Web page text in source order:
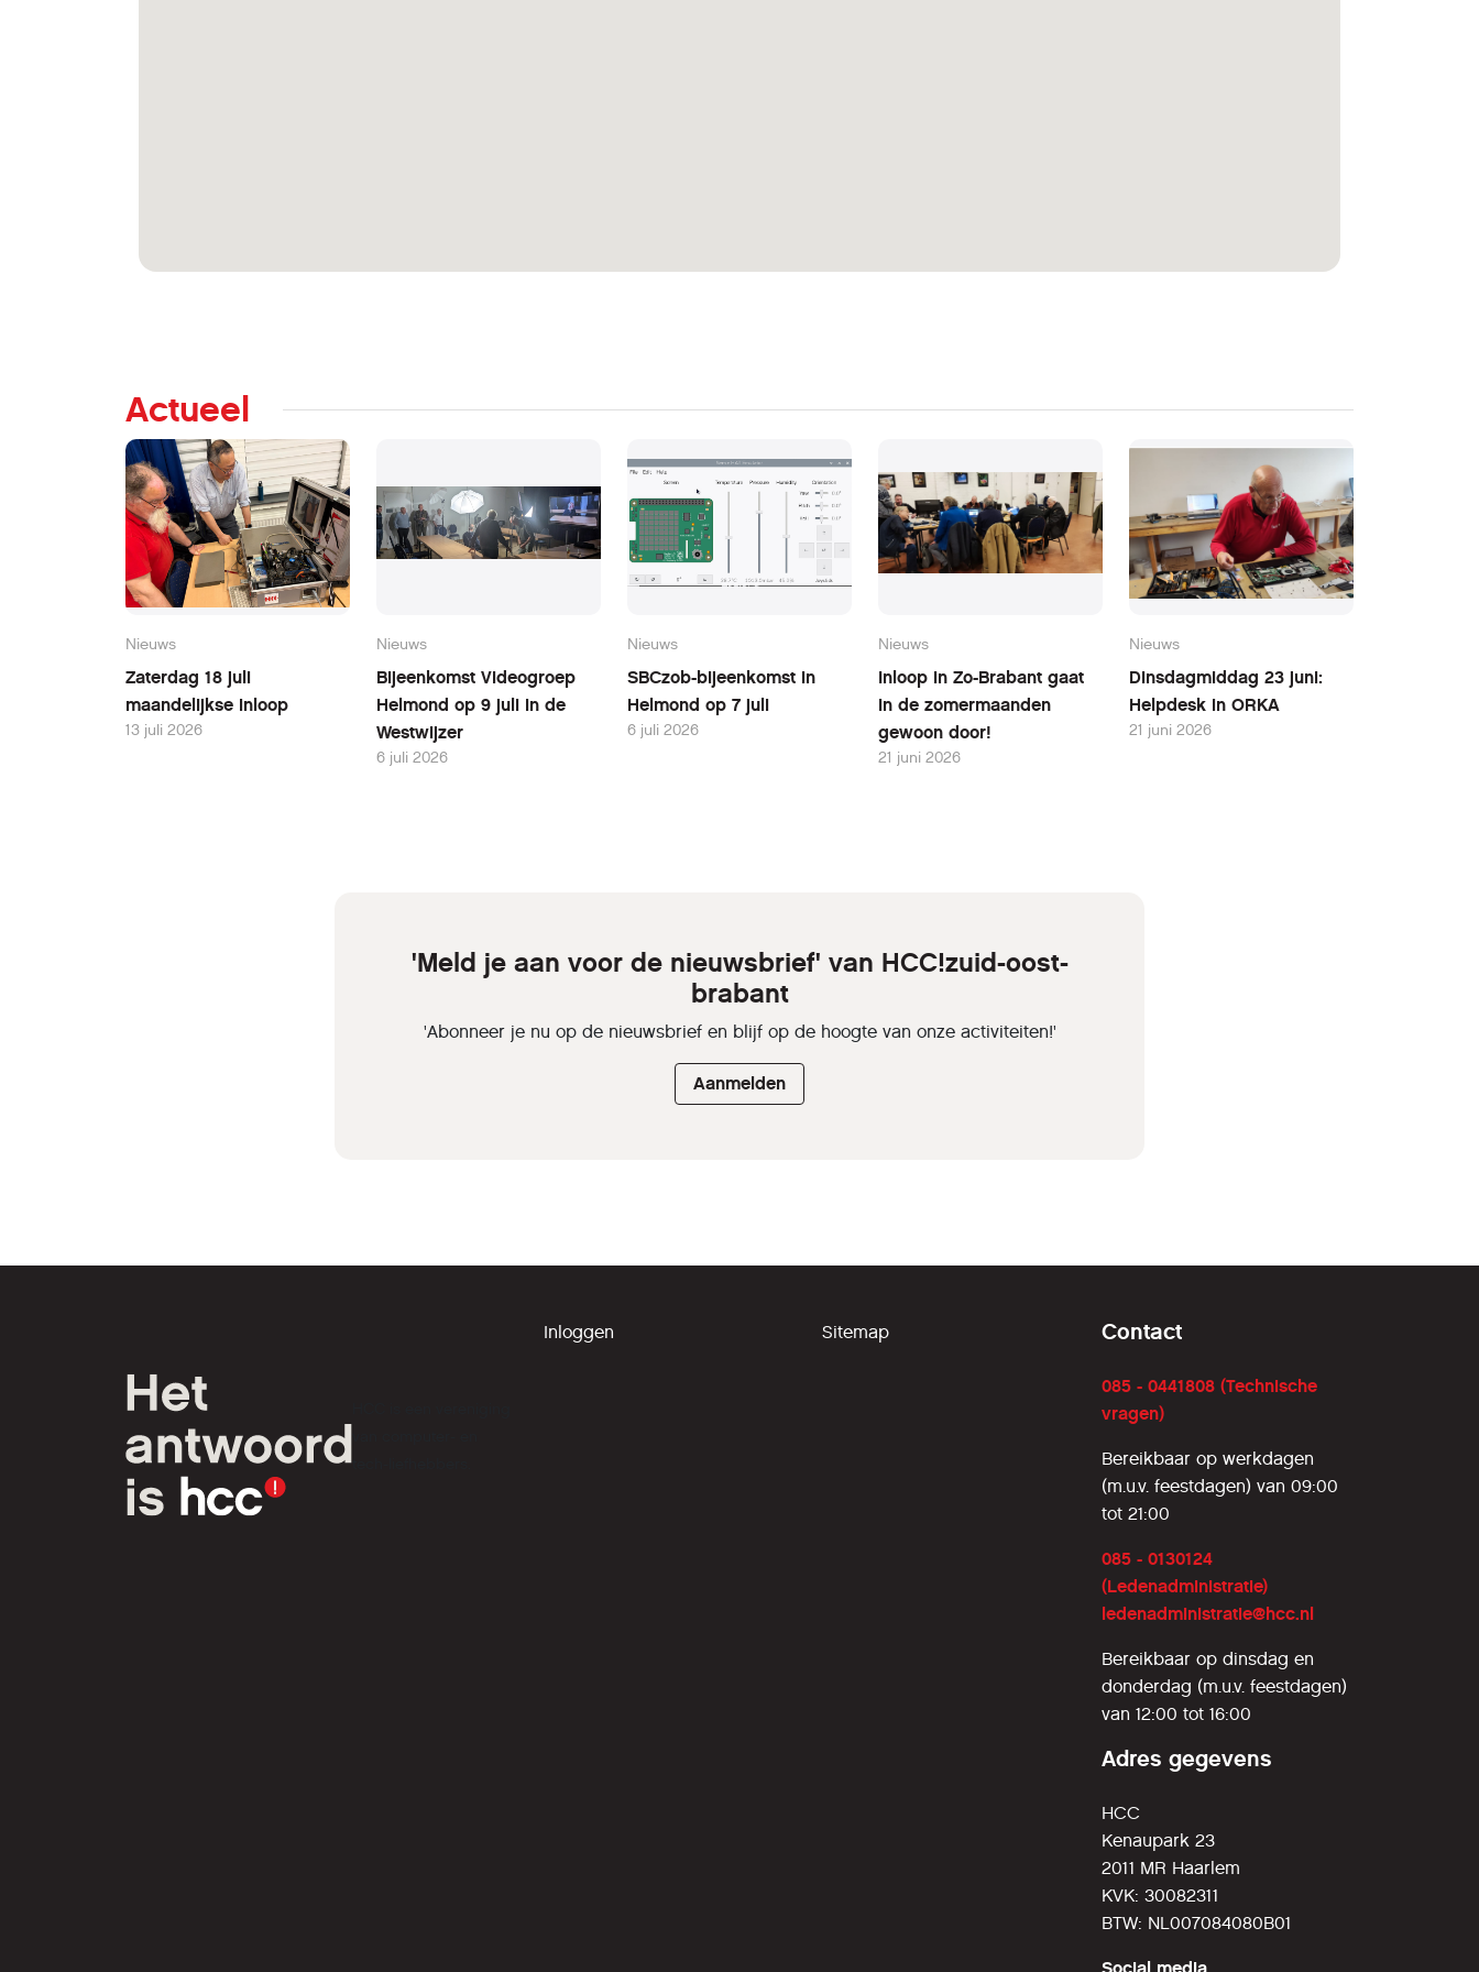
Actueel
Nieuws
Zaterdag 18 juli
maandelijkse inloop
13 juli 2026
Nieuws
Bijeenkomst Videogroep
Helmond op 9 juli in de
Westwijzer
6 juli 2026
Nieuws
SBCzob-bijeenkomst in
Helmond op 7 juli
6 juli 2026
Nieuws
Inloop in Zo-Brabant gaat
in de zomermaanden
gewoon door!
21 juni 2026
Nieuws
Dinsdagmiddag 23 juni:
Helpdesk in ORKA
21 juni 2026
'Meld je aan voor de nieuwsbrief' van HCC!zuid-oost-
brabant
'Abonneer je nu op de nieuwsbrief en blijf op de hoogte van onze activiteiten!'
Aanmelden
tech-liefhebbers.
Inloggen Sitemap Contact
085 - 0441808 (Technische
vragen)
Bereikbaar op werkdagen
(m.u.v. feestdagen) van 09:00
tot 21:00
085 - 0130124
(Ledenadministratie)
ledenadministratie@hcc.nl
Bereikbaar op dinsdag en
donderdag (m.u.v. feestdagen)
van 12:00 tot 16:00
Adres gegevens
HCC
Kenaupark 23
2011 MR Haarlem
KVK: 30082311
BTW: NL007084080B01